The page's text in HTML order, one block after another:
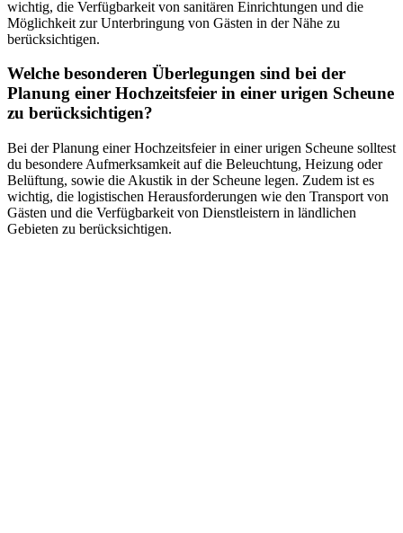
wichtig, die Verfügbarkeit von sanitären Einrichtungen und die
Möglichkeit zur Unterbringung von Gästen in der Nähe zu
berücksichtigen.
Welche besonderen Überlegungen sind bei der
Planung einer Hochzeitsfeier in einer urigen Scheune
zu berücksichtigen?
Bei der Planung einer Hochzeitsfeier in einer urigen Scheune solltest
du besondere Aufmerksamkeit auf die Beleuchtung, Heizung oder
Belüftung, sowie die Akustik in der Scheune legen. Zudem ist es
wichtig, die logistischen Herausforderungen wie den Transport von
Gästen und die Verfügbarkeit von Dienstleistern in ländlichen
Gebieten zu berücksichtigen.